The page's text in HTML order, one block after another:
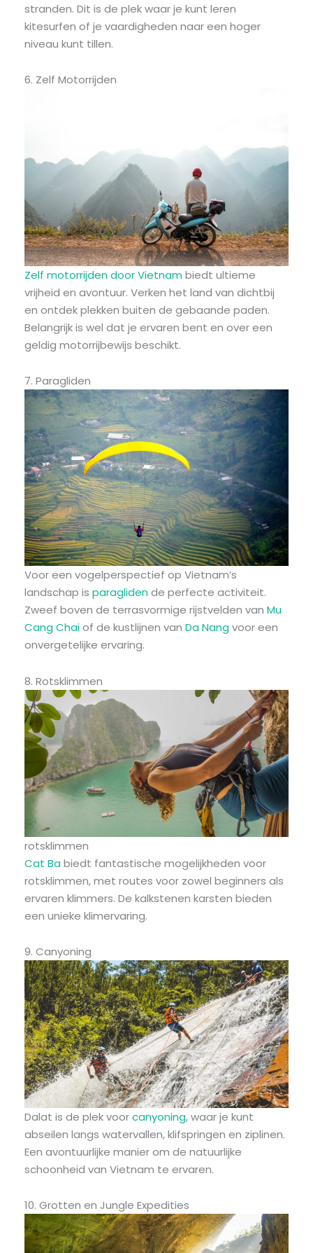
stranden. Dit is de plek waar je kunt leren
kitesurfen of je vaardigheden naar een hoger
niveau kunt tillen.
6. Zelf Motorrijden
Zelf motorrijden door Vietnam biedt ultieme
vrijheid en avontuur. Verken het land van dichtbij
en ontdek plekken buiten de gebaande paden.
Belangrijk is wel dat je ervaren bent en over een
geldig motorrijbewijs beschikt.
7. Paragliden
Voor een vogelperspectief op Vietnam’s
landschap is paragliden de perfecte activiteit.
Zweef boven de terrasvormige rijstvelden van Mu
Cang Chaiof de kustlijnen van Da Nang voor een
onvergetelijke ervaring.
8. Rotsklimmen
rotsklimmen
Cat Ba biedt fantastische mogelijkheden voor
rotsklimmen, met routes voor zowel beginners als
ervaren klimmers. De kalkstenen karsten bieden
een unieke klimervaring.
9. Canyoning
Dalat is de plek voorcanyoning, waar je kunt
abseilen langs watervallen, klifspringen en ziplinen.
Een avontuurlijke manier om de natuurlijke
schoonheid van Vietnam te ervaren.
10. Grotten en Jungle Expedities